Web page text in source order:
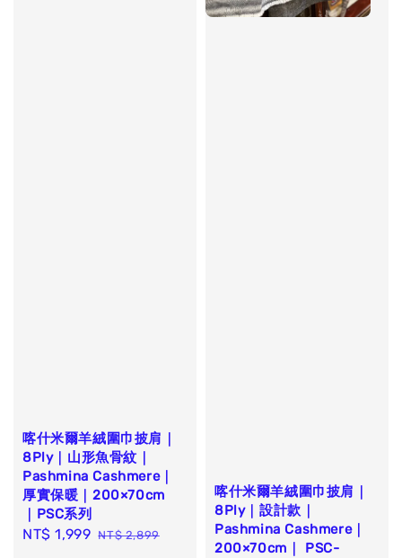
喀什米爾羊絨圍巾披肩｜
8Ply｜山形魚骨紋｜
Pashmina Cashmere｜
厚實保暖｜200×70cm
｜PSC系列
Sale
NT$ 1,999 Regular
NT$ 2,899
喀什米爾羊絨圍巾披肩｜
8Ply｜設計款｜
Pashmina Cashmere｜
200×70cm｜ PSC-